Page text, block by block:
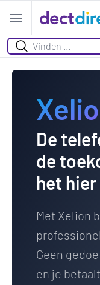
Open menu
Suchen
De
de
het hier
Met Xelion
Geen
en je